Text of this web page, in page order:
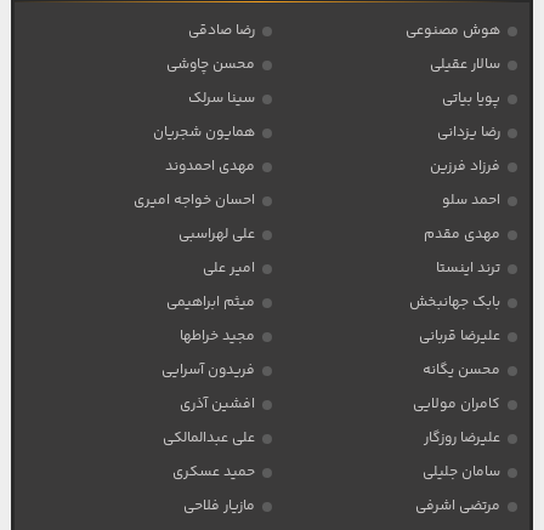
هوش مصنوعی
رضا صادقی
سالار عقیلی
محسن چاوشی
پویا بیاتی
سینا سرلک
رضا یزدانی
همایون شجریان
فرزاد فرزین
مهدی احمدوند
احمد سلو
احسان خواجه امیری
مهدی مقدم
علی لهراسبی
ترند اینستا
امیر علی
بابک جهانبخش
میثم ابراهیمی
علیرضا قربانی
مجید خراطها
محسن یگانه
فریدون آسرایی
کامران مولایی
افشین آذری
علیرضا روزگار
علی عبدالمالکی
سامان جلیلی
حمید عسکری
مرتضی اشرفی
مازیار فلاحی